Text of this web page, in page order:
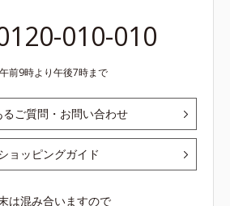
010-010
午前9時より午後7時まで
るご質問・お問い合わせ
ョッピングガイド
は混み合いますので